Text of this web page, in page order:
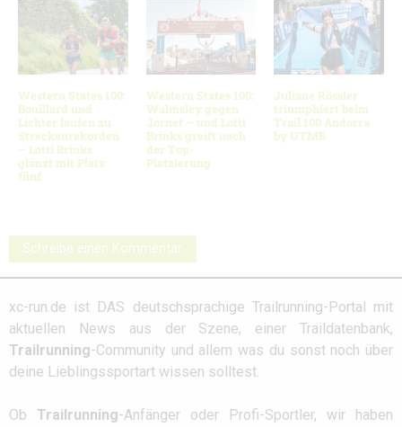
Western States 100:
Bouillard und
Lichter laufen zu
Streckenrekorden
– Lotti Brinks
glänzt mit Platz
fünf
Western States 100:
Walmsley gegen
Jornet – und Lotti
Brinks greift nach
der Top-
Platzierung
Juliane Rössler
triumphiert beim
Trail 100 Andorra
by UTMB
Schreibe einen Kommentar
xc-run.de ist DAS deutschsprachige Trailrunning-Portal mit
aktuellen News aus der Szene, einer Traildatenbank,
Trailrunning-Community und allem was du sonst noch über
deine Lieblingssportart wissen solltest.
Ob Trailrunning-Anfänger oder Profi-Sportler, wir haben